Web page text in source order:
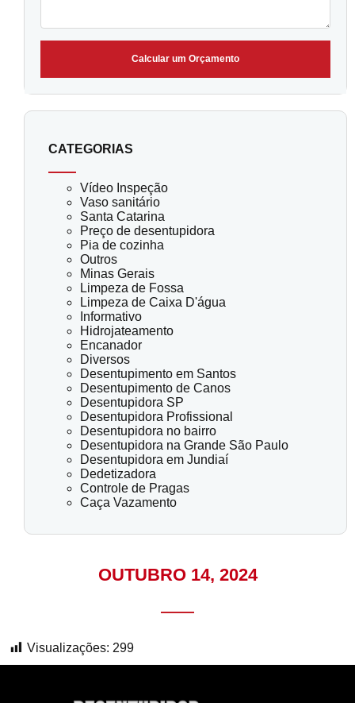
Calcular um Orçamento
CATEGORIAS
Vídeo Inspeção
Vaso sanitário
Santa Catarina
Preço de desentupidora
Pia de cozinha
Outros
Minas Gerais
Limpeza de Fossa
Limpeza de Caixa D'água
Informativo
Hidrojateamento
Encanador
Diversos
Desentupimento em Santos
Desentupimento de Canos
Desentupidora SP
Desentupidora Profissional
Desentupidora no bairro
Desentupidora na Grande São Paulo
Desentupidora em Jundiaí
Dedetizadora
Controle de Pragas
Caça Vazamento
OUTUBRO 14, 2024
Visualizações: 299